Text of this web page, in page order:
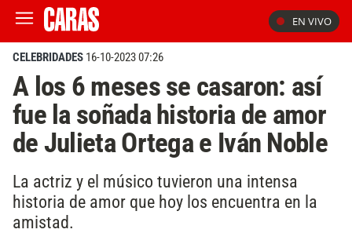
EN VIVO
CELEBRIDADES 16-10-2023 07:26
A los 6 meses se casaron: así
fue la soñada historia de amor
de Julieta Ortega e Iván Noble
La actriz y el músico tuvieron una intensa
historia de amor que hoy los encuentra en la
amistad.